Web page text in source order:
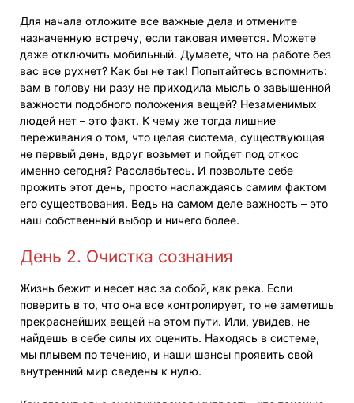
Для начала отложите все важные дела и отмените
назначенную встречу, если таковая имеется. Можете
даже отключить мобильный. Думаете, что на работе без
вас все рухнет? Как бы не так! Попытайтесь вспомнить:
вам в голову ни разу не приходила мысль о завышенной
важности подобного положения вещей? Незаменимых
людей нет – это факт. К чему же тогда лишние
переживания о том, что целая система, существующая
не первый день, вдруг возьмет и пойдет под откос
именно сегодня? Расслабьтесь. И позвольте себе
прожить этот день, просто наслаждаясь самим фактом
его существования. Ведь на самом деле важность – это
наш собственный выбор и ничего более.
День 2. Очистка сознания
Жизнь бежит и несет нас за собой, как река. Если
поверить в то, что она все контролирует, то не заметишь
прекраснейших вещей на этом пути. Или, увидев, не
найдешь в себе силы их оценить. Находясь в системе,
мы плывем по течению, и наши шансы проявить свой
внутренний мир сведены к нулю.